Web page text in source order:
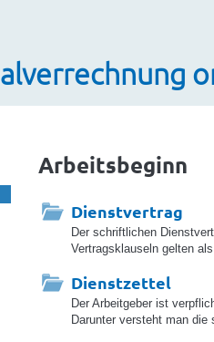
Arbeitsbeginn
Dienstvertrag
Der schriftlichen
Vertragsklauseln gelten
Dienstzettel
Der Arbeitgeber ist
Darunter versteht man